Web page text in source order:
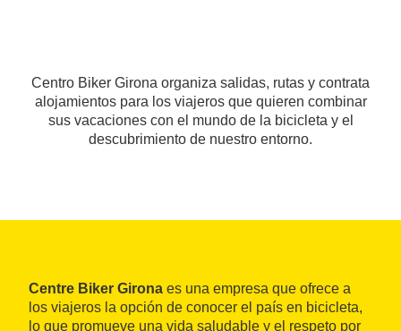
Centro Biker Girona organiza salidas, rutas y contrata
alojamientos para los viajeros que quieren combinar
sus vacaciones con el mundo de la bicicleta y el
descubrimiento de nuestro entorno.
Centre Biker Girona es una empresa que ofrece a
los viajeros la opción de conocer el país en bicicleta,
lo que promueve una vida saludable y el respeto por